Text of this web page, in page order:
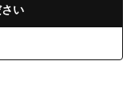
い